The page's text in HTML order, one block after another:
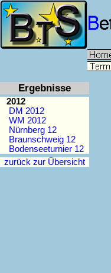
Ergebnisse
2012
DM 2012
WM 2012
Nürnberg 12
Braunschweig 12
Bodenseeturnier 12
zurück zur Übersicht